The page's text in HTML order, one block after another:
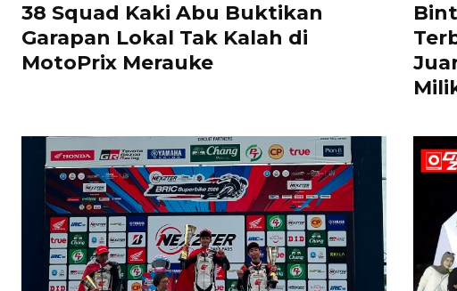
38 Squad Kaki Abu Buktikan
Garapan Lokal Tak Kalah di
MotoPrix Merauke